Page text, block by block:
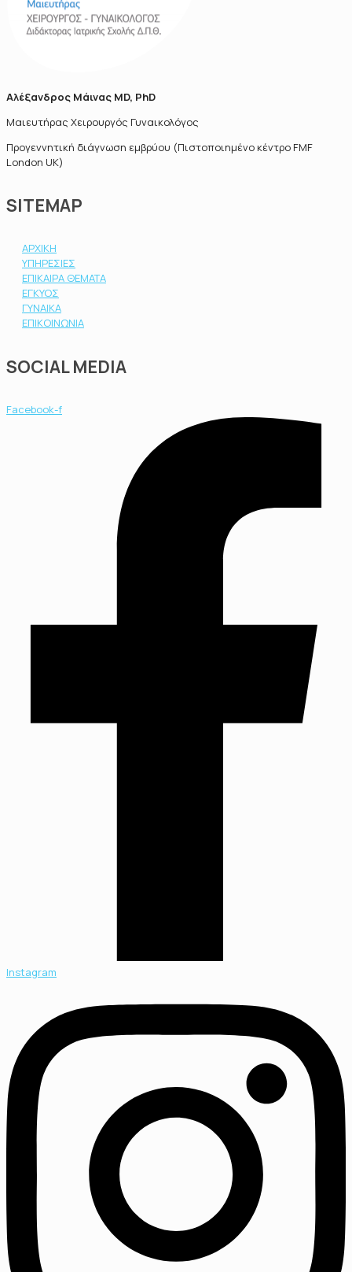
Αλέξανδρος Μάινας MD, PhD
Μαιευτήρας Χειρουργός Γυναικολόγος
Προγεννητική διάγνωση εμβρύου (Πιστοποιημένο κέντρο FMF
London UK)
SITEMAP
ΑΡΧΙΚΗ
ΥΠΗΡΕΣΙΕΣ
ΕΠΙΚΑΙΡΑ ΘΕΜΑΤΑ
ΕΓΚΥΟΣ
ΓΥΝΑΙΚΑ
ΕΠΙΚΟΙΝΩΝΙΑ
SOCIAL MEDIA
Facebook-f
Instagram